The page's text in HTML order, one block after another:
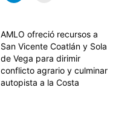
AMLO ofreció recursos a
San Vicente Coatlán y Sola
de Vega para dirimir
conflicto agrario y culminar
autopista a la Costa